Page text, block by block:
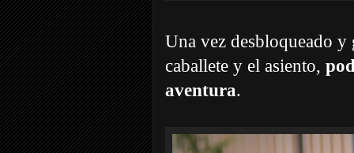
Una vez desbloqueado y
caballete y el asiento,
aventura.